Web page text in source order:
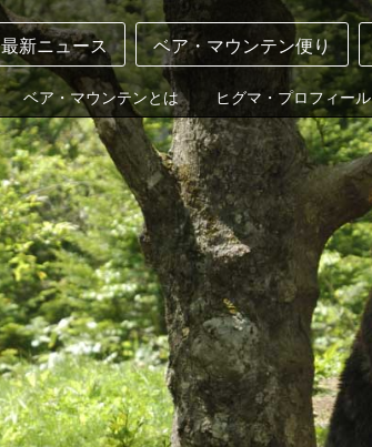
最新ニュース ベア・マウンテン便り
ベア・マウンテンとは ヒグマ・プロフィール